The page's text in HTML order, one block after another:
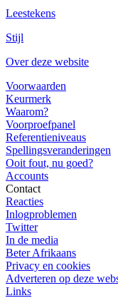
Leestekens
Stijl
Over deze website
Voorwaarden
Keurmerk
Waarom?
Voorproefpanel
Referentieniveaus
Spellingsveranderingen
Ooit fout, nu goed?
Accounts
Contact
Reacties
Inlogproblemen
Twitter
In de media
Beter Afrikaans
Privacy en cookies
Adverteren op deze
Links